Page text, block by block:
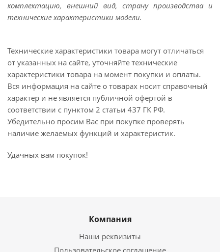
комплектацию, внешний вид, страну производства и
технические характеристики модели.
Технические характеристики товара могут отличаться
от указанных на сайте, уточняйте технические
характеристики товара на момент покупки и оплаты.
Вся информация на сайте о товарах носит справочный
характер и не является публичной офертой в
соответствии с пунктом 2 статьи 437 ГК РФ.
Убедительно просим Вас при покупке проверять
наличие желаемых функций и характеристик.
Удачных вам покупок!
Компания
Наши реквизиты
Пользовательское соглашение